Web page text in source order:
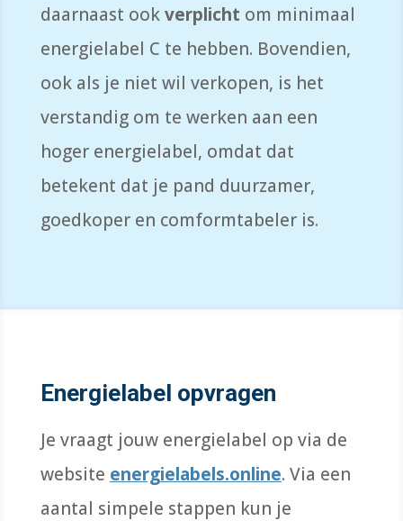
daarnaast ookverplicht om minimaal
energielabel C te hebben. Bovendien,
ook als je niet wil verkopen, is het
verstandig om te werken aan een
hoger energielabel, omdat dat
betekent dat je pand duurzamer,
goedkoper en comformtabeler is.
Energielabel opvragen
Je vraagt jouw energielabel op via de
website energielabels.online. Via een
aantal simpele stappen kun je